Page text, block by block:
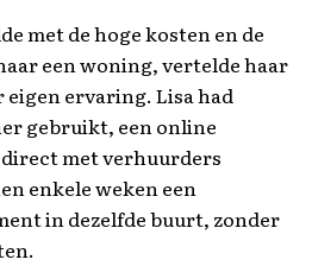
met de hoge kosten en de
een woning, vertelde haar
ervaring. Lisa had
gebruikt, een online
met verhuurders
enkele weken een
in dezelfde buurt, zonder